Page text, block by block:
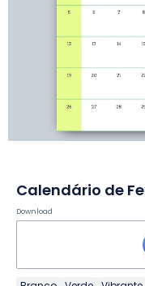
Download